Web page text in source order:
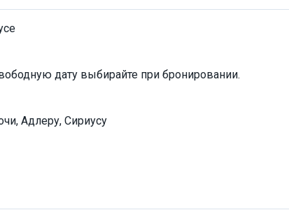
дату выбирайте при бронировании.
Адлеру, Сириусу